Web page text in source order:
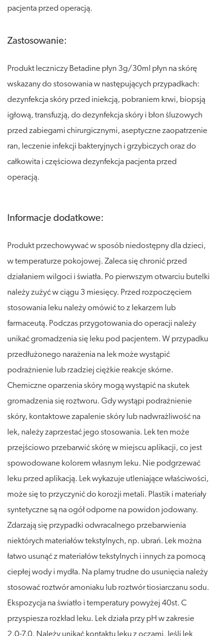
pacjenta przed operacją.
Zastosowanie:
Produkt leczniczy Betadine płyn 3g/30ml płyn na skórę
wskazany do stosowania w następujących przypadkach:
dezynfekcja skóry przed iniekcją, pobraniem krwi, biopsją
igłową, transfuzją, do dezynfekcja skóry i błon śluzowych
przed zabiegami chirurgicznymi, aseptyczne zaopatrzenie
ran, leczenie infekcji bakteryjnych i grzybiczych oraz do
całkowita i częściowa dezynfekcja pacjenta przed
operacją.
Informacje dodatkowe:
Produkt przechowywać w sposób niedostępny dla dzieci,
w temperaturze pokojowej. Zaleca się chronić przed
działaniem wilgoci i światła. Po pierwszym otwarciu butelki
należy zużyć w ciągu 3 miesięcy. Przed rozpoczęciem
stosowania leku należy omówić to z lekarzem lub
farmaceutą. Podczas przygotowania do operacji należy
unikać gromadzenia się leku pod pacjentem. W przypadku
przedłużonego narażenia na lek może wystąpić
podrażnienie lub rzadziej ciężkie reakcje skórne.
Chemiczne oparzenia skóry mogą wystąpić na skutek
gromadzenia się roztworu. Gdy wystąpi podrażnienie
skóry, kontaktowe zapalenie skóry lub nadwrażliwość na
lek, należy zaprzestać jego stosowania. Lek ten może
przejściowo przebarwić skórę w miejscu aplikacji, co jest
spowodowane kolorem własnym leku. Nie podgrzewać
leku przed aplikacją. Lek wykazuje utleniające właściwości,
może się to przyczynić do korozji metali. Plastik i materiały
syntetyczne są na ogół odporne na powidon jodowany.
Zdarzają się przypadki odwracalnego przebarwienia
niektórych materiałów tekstylnych, np. ubrań. Lek można
łatwo usunąć z materiałów tekstylnych i innych za pomocą
ciepłej wody i mydła. Na plamy trudne do usunięcia należy
stosować roztwór amoniaku lub roztwór tiosiarczanu sodu.
Ekspozycja na światło i temperatury powyżej 40st. C
przyspiesza rozkład leku. Lek działa przy pH w zakresie
2,0-7,0. Należy unikać kontaktu leku z oczami. Jeśli lek